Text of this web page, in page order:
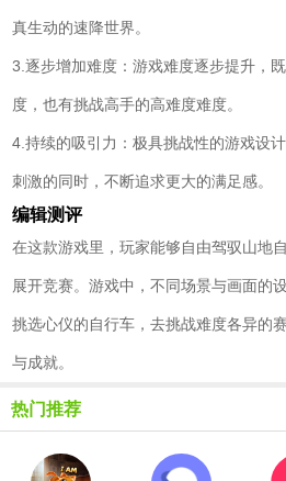
真生动的速降世界。
3.逐步增加难度：游戏难度逐步提升，
度，也有挑战高手的高难度难度。
4.持续的吸引力：极具挑战性的游戏设
刺激的同时，不断追求更大的满足感。
编辑测评
在这款游戏里，玩家能够自由驾驭山地
展开竞赛。游戏中，不同场景与画面的
挑选心仪的自行车，去挑战难度各异的
与成就。
热门推荐